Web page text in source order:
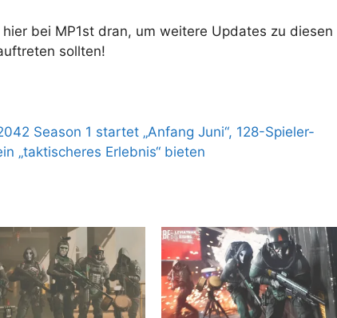
bei MP1st dran, um weitere Updates zu diesen
sollten!
Season 1 startet „Anfang Juni“, 128-Spieler-
„taktischeres Erlebnis“ bieten